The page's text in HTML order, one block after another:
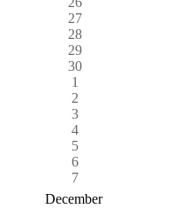
27
28
29
30
1
2
3
4
5
6
7
December